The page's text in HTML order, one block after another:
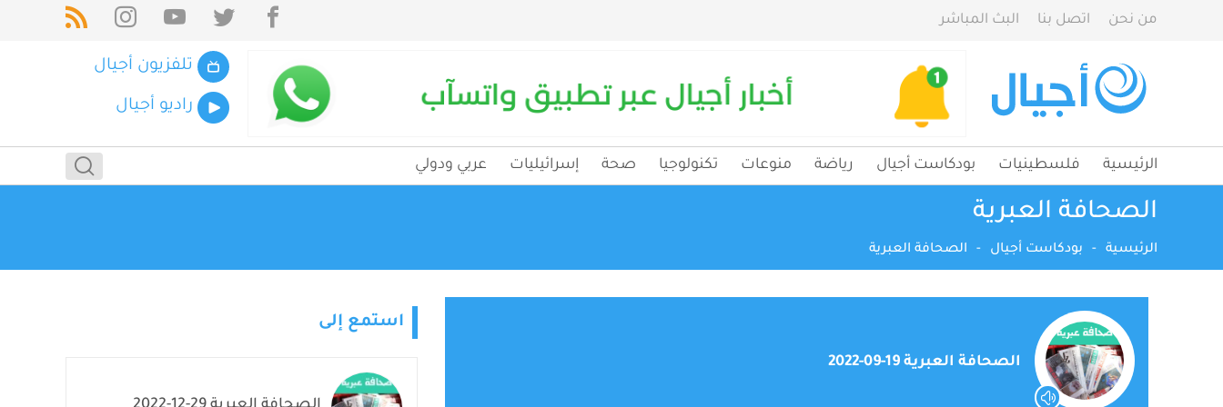
من نحن اتصل بنا البث المباشر
تلفزيون أجيال
راديو أجيال
الرئيسية فلسطينيات بودكاست أجيال رياضة منوعات تكنولوجيا صحة إسرائيليات عربي ودولي
الصحافة العبرية
الرئيسية - بودكاست أجيال - الصحافة العبرية
الصحافة العبرية 19-09-2022
استمع إلى